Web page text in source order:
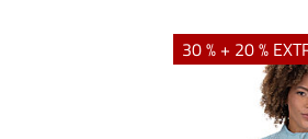
30 % + 20 %